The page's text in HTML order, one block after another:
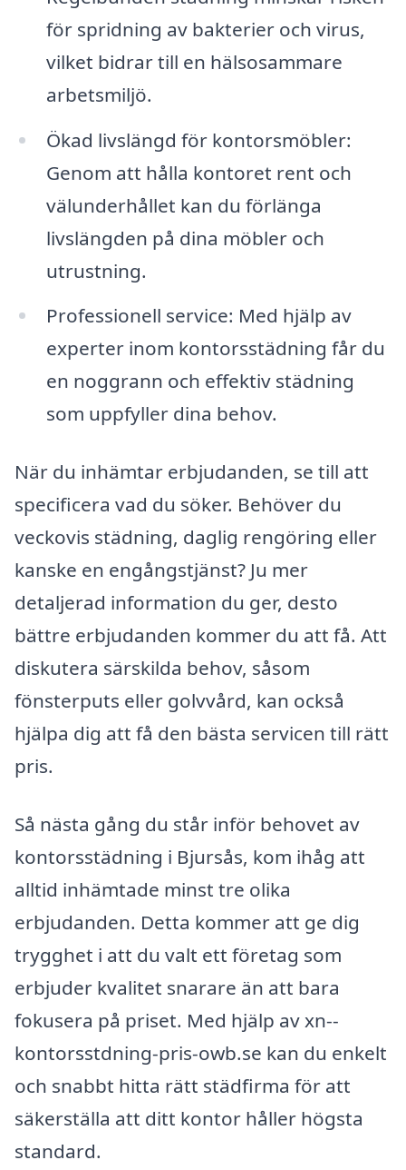
för spridning av bakterier och virus,
vilket bidrar till en hälsosammare
arbetsmiljö.
Ökad livslängd för kontorsmöbler:
Genom att hålla kontoret rent och
välunderhållet kan du förlänga
livslängden på dina möbler och
utrustning.
Professionell service: Med hjälp av
experter inom kontorsstädning får du
en noggrann och effektiv städning
som uppfyller dina behov.
När du inhämtar erbjudanden, se till att
specificera vad du söker. Behöver du
veckovis städning, daglig rengöring eller
kanske en engångstjänst? Ju mer
detaljerad information du ger, desto
bättre erbjudanden kommer du att få. Att
diskutera särskilda behov, såsom
fönsterputs eller golvvård, kan också
hjälpa dig att få den bästa servicen till rätt
pris.
Så nästa gång du står inför behovet av
kontorsstädning i Bjursås, kom ihåg att
alltid inhämtade minst tre olika
erbjudanden. Detta kommer att ge dig
trygghet i att du valt ett företag som
erbjuder kvalitet snarare än att bara
fokusera på priset. Med hjälp av xn--
kontorsstdning-pris-owb.se kan du enkelt
och snabbt hitta rätt städfirma för att
säkerställa att ditt kontor håller högsta
standard.